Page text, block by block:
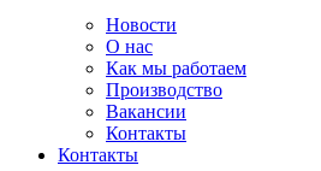
Новости
О нас
Как мы работаем
Производство
Вакансии
Контакты
Контакты